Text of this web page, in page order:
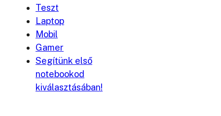
Teszt
Laptop
Mobil
Gamer
Segítünk első
notebookod
kiválasztásában!